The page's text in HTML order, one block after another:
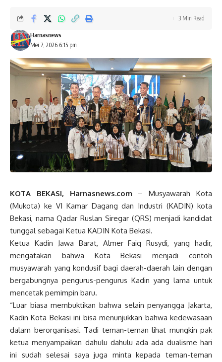
Mei 7, 2026 6:15 pm
Harnasnews
3 Min Read
KOTA BEKASI, Harnasnews.com – Musyawarah Kota
(Mukota) ke VI Kamar Dagang dan Industri (KADIN) kota
Bekasi, nama Qadar Ruslan Siregar (QRS) menjadi kandidat
tunggal sebagai Ketua KADIN Kota Bekasi.
Ketua Kadin Jawa Barat, Almer Faiq Rusydi, yang hadir,
mengatakan bahwa Kota Bekasi menjadi contoh
musyawarah yang kondusif bagi daerah-daerah lain dengan
bergabungnya pengurus-pengurus Kadin yang lama untuk
mencetak pemimpin baru.
“Luar biasa membuktikan bahwa selain penyangga Jakarta,
Kadin Kota Bekasi ini bisa menunjukkan bahwa kedewasaan
dalam berorganisasi. Tadi teman-teman lihat mungkin pak
ketua menyampaikan dahulu dahulu ada ada dualisme hari
ini sudah selesai saya juga minta kepada teman-teman